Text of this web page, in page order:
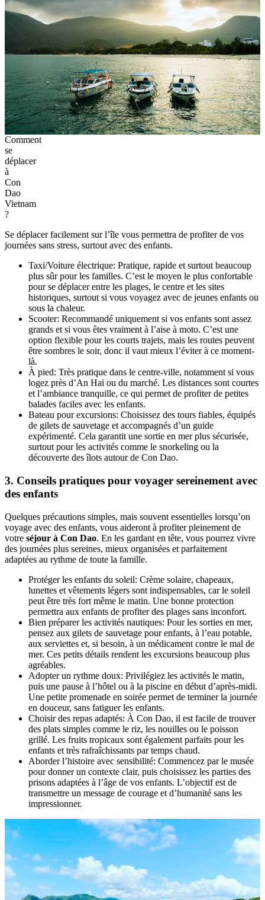
Comment
se
déplacer
à
Con
Dao
Vietnam
?
Se déplacer facilement sur l’île vous permettra de profiter de vos
journées sans stress, surtout avec des enfants.
Taxi/Voiture électrique: Pratique, rapide et surtout beaucoup
plus sûr pour les familles. C’est le moyen le plus confortable
pour se déplacer entre les plages, le centre et les sites
historiques, surtout si vous voyagez avec de jeunes enfants ou
sous la chaleur.
Scooter: Recommandé uniquement si vos enfants sont assez
grands et si vous êtes vraiment à l’aise à moto. C’est une
option flexible pour les courts trajets, mais les routes peuvent
être sombres le soir, donc il vaut mieux l’éviter à ce moment-
là.
À pied: Très pratique dans le centre-ville, notamment si vous
logez près d’An Hai ou du marché. Les distances sont courtes
et l’ambiance tranquille, ce qui permet de profiter de petites
balades faciles avec les enfants.
Bateau pour excursions: Choisissez des tours fiables, équipés
de gilets de sauvetage et accompagnés d’un guide
expérimenté. Cela garantit une sortie en mer plus sécurisée,
surtout pour les activités comme le snorkeling ou la
découverte des îlots autour de Con Dao.
3. Conseils pratiques pour voyager sereinement avec
des enfants
Quelques précautions simples, mais souvent essentielles lorsqu’on
voyage avec des enfants, vous aideront à profiter pleinement de
votre séjour à Con Dao. En les gardant en tête, vous pourrez vivre
des journées plus sereines, mieux organisées et parfaitement
adaptées au rythme de toute la famille.
Protéger les enfants du soleil: Crème solaire, chapeaux,
lunettes et vêtements légers sont indispensables, car le soleil
peut être très fort même le matin. Une bonne protection
permettra aux enfants de profiter des plages sans inconfort.
Bien préparer les activités nautiques: Pour les sorties en mer,
pensez aux gilets de sauvetage pour enfants, à l’eau potable,
aux serviettes et, si besoin, à un médicament contre le mal de
mer. Ces petits détails rendent les excursions beaucoup plus
agréables.
Adopter un rythme doux: Privilégiez les activités le matin,
puis une pause à l’hôtel ou à la piscine en début d’après-midi.
Une petite promenade en soirée permet de terminer la journée
en douceur, sans fatiguer les enfants.
Choisir des repas adaptés: À Con Dao, il est facile de trouver
des plats simples comme le riz, les nouilles ou le poisson
grillé. Les fruits tropicaux sont également parfaits pour les
enfants et très rafraîchissants par temps chaud.
Aborder l’histoire avec sensibilité: Commencez par le musée
pour donner un contexte clair, puis choisissez les parties des
prisons adaptées à l’âge de vos enfants. L’objectif est de
transmettre un message de courage et d’humanité sans les
impressionner.